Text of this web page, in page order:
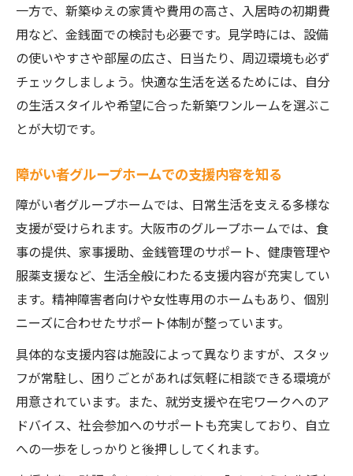
一方で、新築ゆえの家賃や費用の高さ、入居時の初期費
用など、金銭面での検討も必要です。見学時には、設備
の使いやすさや部屋の広さ、日当たり、周辺環境も必ず
チェックしましょう。快適な生活を送るためには、自分
の生活スタイルや希望に合った新築ワンルームを選ぶこ
とが大切です。
障がい者グループホームでの支援内容を知る
障がい者グループホームでは、日常生活を支える多様な
支援が受けられます。大阪市のグループホームでは、食
事の提供、家事援助、金銭管理のサポート、健康管理や
服薬支援など、生活全般にわたる支援内容が充実してい
ます。精神障害者向けや女性専用のホームもあり、個別
ニーズに合わせたサポート体制が整っています。
具体的な支援内容は施設によって異なりますが、スタッ
フが常駐し、困りごとがあれば気軽に相談できる環境が
用意されています。また、就労支援や在宅ワークへのア
ドバイス、社会参加へのサポートも充実しており、自立
への一歩をしっかりと後押ししてくれます。